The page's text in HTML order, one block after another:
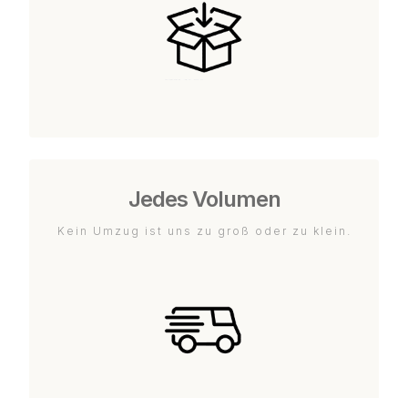
Jedes Volumen
Kein Umzug ist uns zu groß oder zu klein.